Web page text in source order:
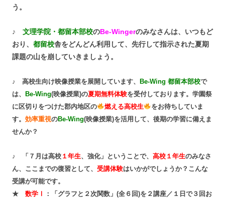
う。
♪ 文理学院・都留本部校のBe-Wingerのみなさんは、いつもど
おり、 都留校舎をどんどん利用して、先行して指示された夏期
課題の山を崩していきましょう。
♪ 高校生向け映像授業を展開しています、 Be-Wing 都留本部校で
は、
Be-Wing(映像授業)の夏期無料体験を受付しております。学園祭
に区切りをつけた郡内地区の
燃える高校生
をお待ちしていま
す。 効率重視のBe-Wing(映像授業)を活用して、後期の学習に備えま
せんか？
♪ 「７月は高校 １年生、強化」ということで、 高校１年生のみなさ
ん、ここまでの復習として、 受講体験はいかがでしょうか？こんな
受講が可能です。
★ 数学Ⅰ
：「グラフと２次関数」(全６回)を２講座／１日で３回お